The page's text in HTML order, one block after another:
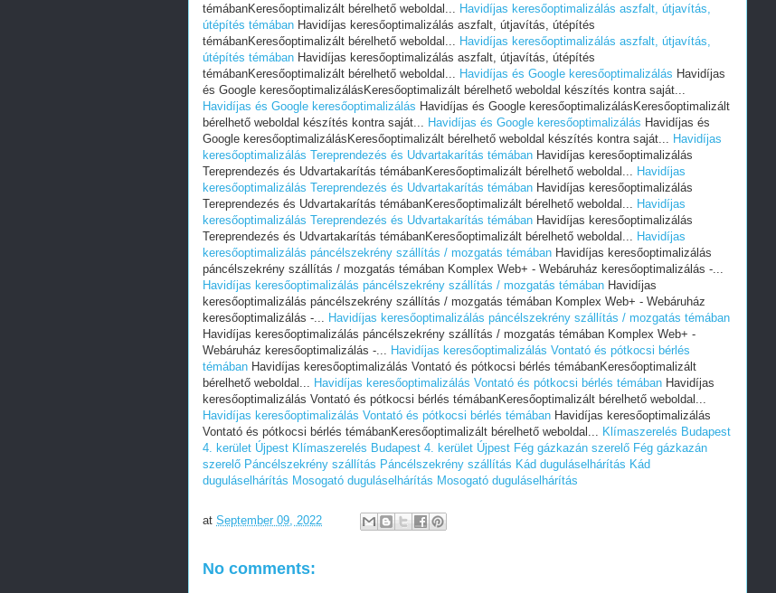
témábanKeresőoptimalizált bérelhető weboldal... Havidíjas keresőoptimalizálás aszfalt, útjavítás,
útépítés témában Havidíjas keresőoptimalizálás aszfalt, útjavítás, útépítés
témábanKeresőoptimalizált bérelhető weboldal... Havidíjas keresőoptimalizálás aszfalt, útjavítás,
útépítés témában Havidíjas keresőoptimalizálás aszfalt, útjavítás, útépítés
témábanKeresőoptimalizált bérelhető weboldal... Havidíjas és Google keresőoptimalizálás Havidíjas
és Google keresőoptimalizálásKeresőoptimalizált bérelhető weboldal készítés kontra saját...
Havidíjas és Google keresőoptimalizálás Havidíjas és Google keresőoptimalizálásKeresőoptimalizált
bérelhető weboldal készítés kontra saját... Havidíjas és Google keresőoptimalizálás Havidíjas és
Google keresőoptimalizálásKeresőoptimalizált bérelhető weboldal készítés kontra saját... Havidíjas
keresőoptimalizálás Tereprendezés és Udvartakarítás témában Havidíjas keresőoptimalizálás
Tereprendezés és Udvartakarítás témábanKeresőoptimalizált bérelhető weboldal... Havidíjas
keresőoptimalizálás Tereprendezés és Udvartakarítás témában Havidíjas keresőoptimalizálás
Tereprendezés és Udvartakarítás témábanKeresőoptimalizált bérelhető weboldal... Havidíjas
keresőoptimalizálás Tereprendezés és Udvartakarítás témában Havidíjas keresőoptimalizálás
Tereprendezés és Udvartakarítás témábanKeresőoptimalizált bérelhető weboldal... Havidíjas
keresőoptimalizálás páncélszekrény szállítás / mozgatás témában Havidíjas keresőoptimalizálás
páncélszekrény szállítás / mozgatás témában Komplex Web+ - Webáruház keresőoptimalizálás -...
Havidíjas keresőoptimalizálás páncélszekrény szállítás / mozgatás témában Havidíjas
keresőoptimalizálás páncélszekrény szállítás / mozgatás témában Komplex Web+ - Webáruház
keresőoptimalizálás -... Havidíjas keresőoptimalizálás páncélszekrény szállítás / mozgatás témában
Havidíjas keresőoptimalizálás páncélszekrény szállítás / mozgatás témában Komplex Web+ -
Webáruház keresőoptimalizálás -... Havidíjas keresőoptimalizálás Vontató és pótkocsi bérlés
témában Havidíjas keresőoptimalizálás Vontató és pótkocsi bérlés témábanKeresőoptimalizált
bérelhető weboldal... Havidíjas keresőoptimalizálás Vontató és pótkocsi bérlés témában Havidíjas
keresőoptimalizálás Vontató és pótkocsi bérlés témábanKeresőoptimalizált bérelhető weboldal...
Havidíjas keresőoptimalizálás Vontató és pótkocsi bérlés témában Havidíjas keresőoptimalizálás
Vontató és pótkocsi bérlés témábanKeresőoptimalizált bérelhető weboldal... Klímaszerelés Budapest
4. kerület Újpest Klímaszerelés Budapest 4. kerület Újpest Fég gázkazán szerelő Fég gázkazán
szerelő Páncélszekrény szállítás Páncélszekrény szállítás Kád duguláselhárítás Kád
duguláselhárítás Mosogató duguláselhárítás Mosogató duguláselhárítás
at September 09, 2022
No comments: